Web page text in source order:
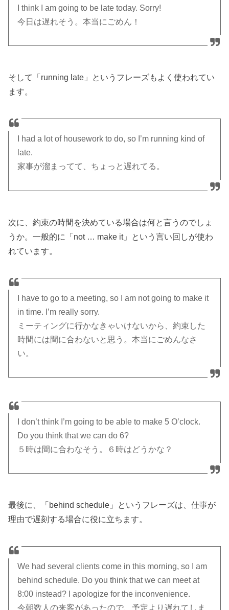
I think I am going to be late today. Sorry!
今日は遅れそう。本当にごめん！
そして「running late」というフレーズもよく使われてい
ます。
I had a lot of housework to do, so I’m running kind of
late.
家事が溜まってて、ちょっと遅れてる。
次に、約束の時間を決めている場合は何と言うのでしょ
うか。一般的に「not … make it」という言い回しが使わ
れています。
I have to go to a meeting, so I am not going to make it
in time. I’m really sorry.
ミーティングに行かなきゃいけないから、約束した
時間には間に合わないと思う。本当にごめんなさ
い。
I don’t think I’m going to be able to make 5 O’clock.
Do you think that we can do 6?
５時は間に合わなそう。６時はどうかな？
最後に、「behind schedule」というフレーズは、仕事が
理由で遅刻する場合に役に立ちます。
We had several clients come in this morning, so I am
behind schedule. Do you think that we can meet at
8:00 instead? I apologize for the inconvenience.
今朝数人の来客があったので、予定より遅れてしま